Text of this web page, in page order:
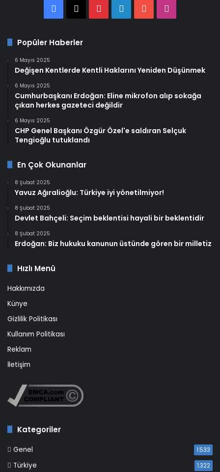
Facebook
X PinterestLinkedInYouTube
Popüler Haberler
6 Mayıs 2025
Değişen Kentlerde Kentli Haklarını Yeniden Düşünmek
6 Mayıs 2025
Cumhurbaşkanı Erdoğan: Eline mikrofon alıp sokağa
çıkan herkes gazeteci değildir
6 Mayıs 2025
CHP Genel Başkanı Özgür Özel'e saldıran Selçuk
Tengioğlu tutuklandı
En Çok Okunanlar
8 Şubat 2025
Yavuz Ağıralioğlu: Türkiye iyi yönetilmiyor!
8 Şubat 2025
Devlet Bahçeli: Seçim beklentisi hayali bir beklentidir
8 Şubat 2025
Erdoğan: Biz hukuku kanunun üstünde gören bir milletiz
Hızlı Menü
Hakkımızda
Künye
Gizlilik Politikası
Kullanım Politikası
Reklam
İletişim
Kategoriler
Genel 1.533
Türkiye 1.322